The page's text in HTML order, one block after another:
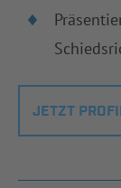
JETZT